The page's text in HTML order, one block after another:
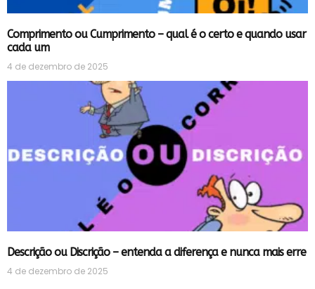
Comprimento ou Cumprimento – qual é o certo e quando usar
cada um
4 de dezembro de 2025
Descrição ou Discrição – entenda a diferença e nunca mais erre
4 de dezembro de 2025